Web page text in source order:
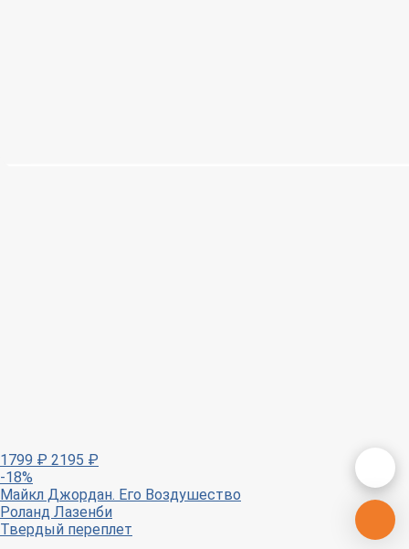
1799 ₽ 2195 ₽
-18%
Майкл Джордан. Его Воздушество
Роланд Лазенби
Твердый переплет